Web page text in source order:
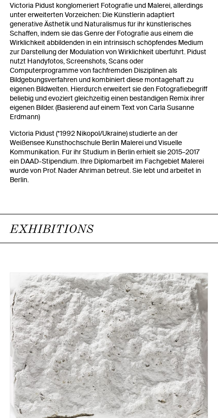
Victoria Pidust konglomeriert Fotografie und Malerei, allerdings
unter erweiterten Vorzeichen: Die Künstlerin adaptiert
generative Ästhetik und Naturalismus für ihr künstlerisches
Schaffen, indem sie das Genre der Fotografie aus einem die
Wirklichkeit abbildenden in ein intrinsisch schöpfendes Medium
zur Darstellung der Modulation von Wirklichkeit überführt. Pidust
nutzt Handyfotos, Screenshots, Scans oder
Computerprogramme von fachfremden Disziplinen als
Bildgebungsverfahren und kombiniert diese montagehaft zu
eigenen Bildwelten. Hierdurch erweitert sie den Fotografiebegriff
beliebig und evoziert gleichzeitig einen beständigen Remix ihrer
eigenen Bilder. (Basierend auf einem Text von Carla Susanne
Erdmann)
Victoria Pidust (*1992 Nikopol/Ukraine) studierte an der
Weißensee Kunsthochschule Berlin Malerei und Visuelle
Kommunikation. Für ihr Studium in Berlin erhielt sie 2015–2017
ein DAAD-Stipendium. Ihre Diplomarbeit im Fachgebiet Malerei
wurde von Prof. Nader Ahriman betreut. Sie lebt und arbeitet in
Berlin.
EXHIBITIONS